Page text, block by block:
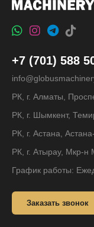
+7 (701) 588
РК, г. Алматы,
РК, г. Шымкент,
РК, г. Астана,
РК, г. Атырау, Мкр-н
График работы:
Заказать звонок